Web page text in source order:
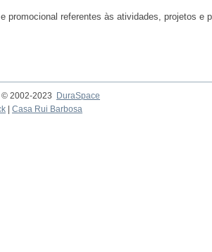
promocional referentes às atividades, projetos e
2002-2023
DuraSpace
Casa Rui Barbosa